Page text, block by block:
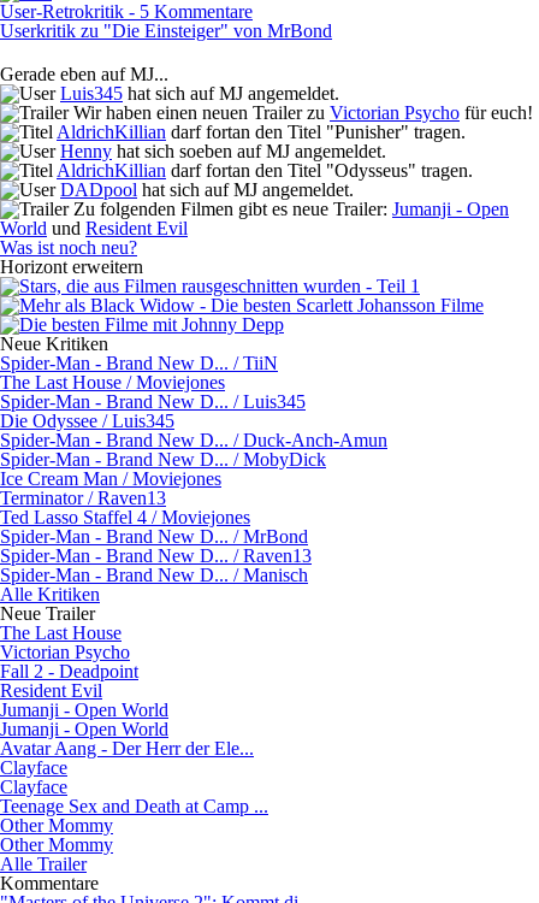
User-Retrokritik - 5 Kommentare
Userkritik zu "Die Einsteiger" von MrBond
Gerade eben auf MJ...
Luis345 hat sich auf MJ angemeldet.
Wir haben einen neuen Trailer zu Victorian Psycho für euch!
AldrichKillian darf fortan den Titel "Punisher" tragen.
Henny hat sich soeben auf MJ angemeldet.
AldrichKillian darf fortan den Titel "Odysseus" tragen.
DADpool hat sich auf MJ angemeldet.
Zu folgenden Filmen gibt es neue Trailer: Jumanji - Open
World und Resident Evil
Was ist noch neu?
Horizont erweitern
Neue Kritiken
Spider-Man - Brand New D... / TiiN
The Last House / Moviejones
Spider-Man - Brand New D... / Luis345
Die Odyssee / Luis345
Spider-Man - Brand New D... / Duck-Anch-Amun
Spider-Man - Brand New D... / MobyDick
Ice Cream Man / Moviejones
Terminator / Raven13
Ted Lasso Staffel 4 / Moviejones
Spider-Man - Brand New D... / MrBond
Spider-Man - Brand New D... / Raven13
Spider-Man - Brand New D... / Manisch
Alle Kritiken
Neue Trailer
The Last House
Victorian Psycho
Fall 2 - Deadpoint
Resident Evil
Jumanji - Open World
Jumanji - Open World
Avatar Aang - Der Herr der Ele...
Clayface
Clayface
Teenage Sex and Death at Camp ...
Other Mommy
Other Mommy
Alle Trailer
Kommentare